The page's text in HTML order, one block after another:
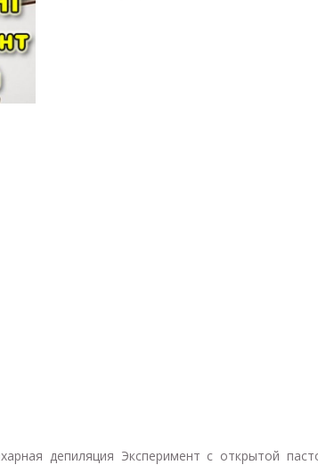
депиляция Эксперимент с открытой